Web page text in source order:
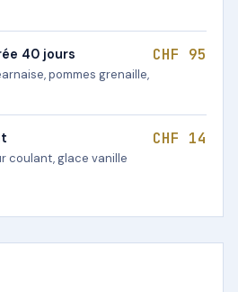
40 jours
pommes grenaille,
CHF 95
coulant, glace vanille
CHF 14